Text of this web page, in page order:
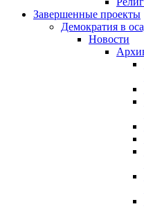
Завершенные проекты
Демократия в
Новости